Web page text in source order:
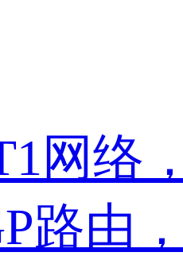
网络
路由